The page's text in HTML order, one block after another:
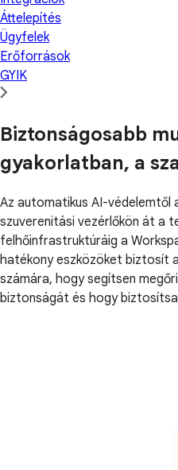
Áttelepítés
Ügyfelek
Erőforrások
GYIK
Biztonságosabb
gyakorlatban, a
Az automatikus AI-védelemtől
szuverenitási vezérlőkön át a
felhőinfrastruktúráig a
hatékony eszközöket biztosít
számára, hogy segítsen
biztonságát és hogy